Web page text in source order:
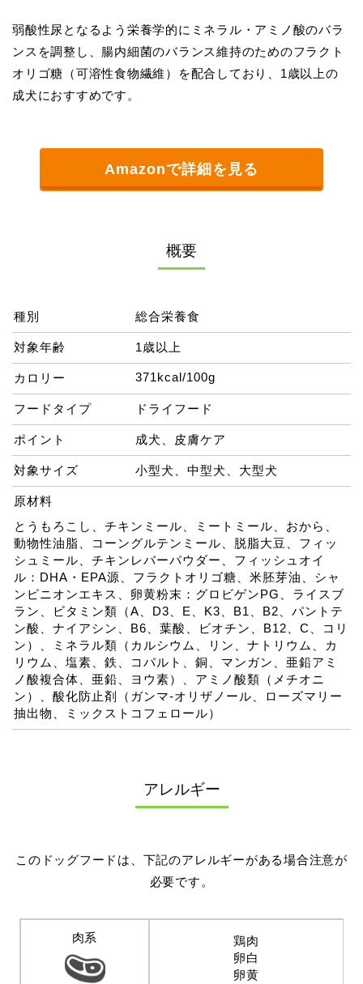
弱酸性尿となるよう栄養学的にミネラル・アミノ酸のバラ
ンスを調整し、腸内細菌のバランス維持のためのフラクト
オリゴ糖（可溶性食物繊維）を配合しており、1歳以上の
成犬におすすめです。
Amazonで詳細を見る
概要
種別 総合栄養食
対象年齢 1歳以上
カロリー 371kcal/100g
フードタイプ ドライフード
ポイント 成犬、皮膚ケア
対象サイズ 小型犬、中型犬、大型犬
原材料
とうもろこし、チキンミール、ミートミール、おから、
動物性油脂、コーングルテンミール、脱脂大豆、フィッ
シュミール、チキンレバーパウダー、フィッシュオイ
ル：DHA・EPA源、フラクトオリゴ糖、米胚芽油、シャ
ンピニオンエキス、卵黄粉末：グロビゲンPG、ライスブ
ラン、ビタミン類（A、D3、E、K3、B1、B2、パントテ
ン酸、ナイアシン、B6、葉酸、ビオチン、B12、C、コリ
ン）、ミネラル類（カルシウム、リン、ナトリウム、カ
リウム、塩素、鉄、コバルト、銅、マンガン、亜鉛アミ
ノ酸複合体、亜鉛、ヨウ素）、アミノ酸類（メチオニ
ン）、酸化防止剤（ガンマ-オリザノール、ローズマリー
抽出物、ミックストコフェロール）
アレルギー
このドッグフードは、下記のアレルギーがある場合注意が
必要です。
肉系
鶏肉
卵白
卵黄